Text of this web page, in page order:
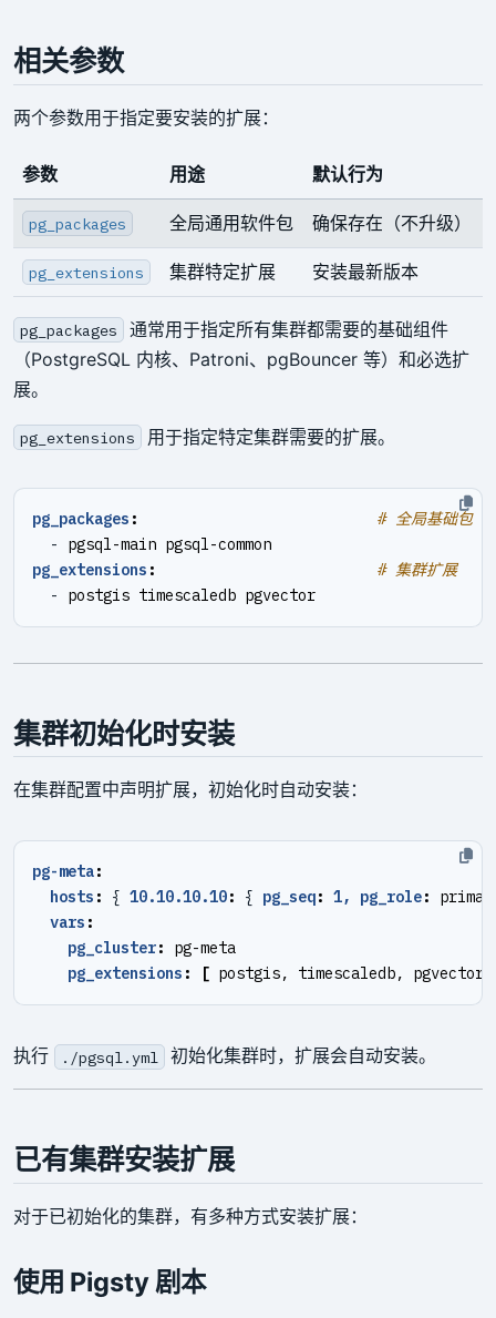
相关参数
两个参数用于指定要安装的扩展：
参数 用途 默认行为
pg_packages 全局通用软件包 确保存在（不升级）
pg_extensions 集群特定扩展 安装最新版本
pg_packages
通常用于指定所有集群都需要的基础组件
（PostgreSQL 内核、Patroni、pgBouncer 等）和必选扩
展。
pg_extensions 用于指定特定集群需要的扩展。
pg_packages :
# 全局基础包
- pgsql-main pgsql-common
pg_extensions :
# 集群扩展
- postgis timescaledb pgvector
集群初始化时安装
在集群配置中声明扩展，初始化时自动安装：
pg-meta:
hosts : { 10.10.10.10: { pg_seq: 1, pg_role:
vars :
pg_cluster:
pg-meta
pg_extensions : [ postgis, timescaledb, pgvector,
执行 ./pgsql.yml 初始化集群时，扩展会自动安装。
已有集群安装扩展
对于已初始化的集群，有多种方式安装扩展：
使用 Pigsty 剧本